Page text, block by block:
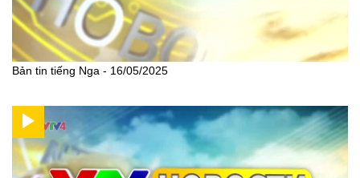
Bản tin tiếng Nga - 16/05/2025